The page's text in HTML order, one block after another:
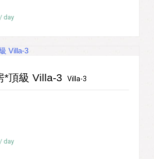
/ day
*頂級 Villa-3 Villa-3
/ day